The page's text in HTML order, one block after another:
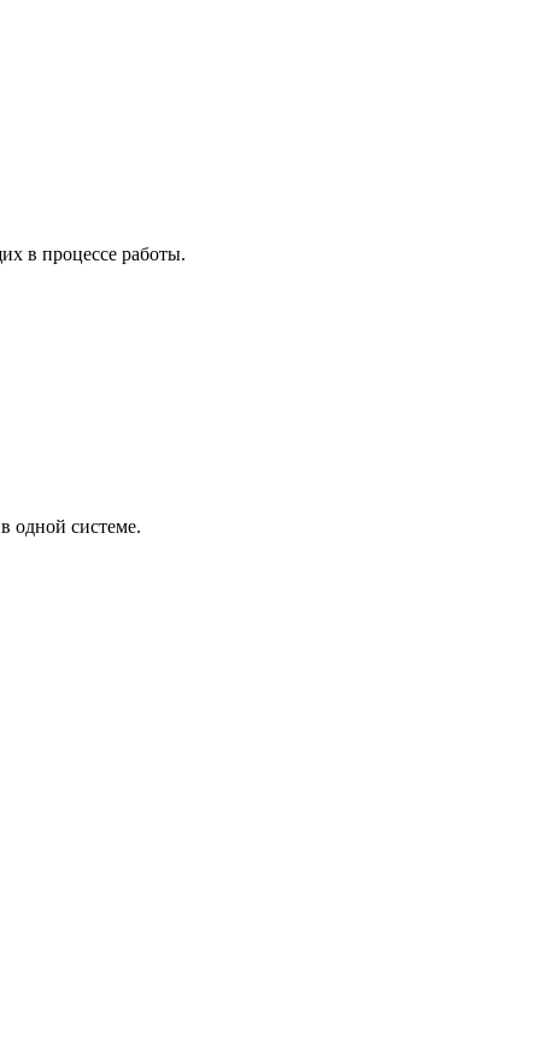
в процессе работы.
одной системе.